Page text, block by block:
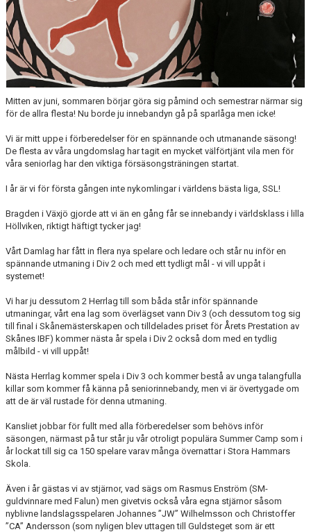
Mitten av juni, sommaren börjar göra sig påmind och semestrar närmar sig
för de allra flesta! Nu borde ju innebandyn gå på sparlåga men icke!
Vi är mitt uppe i förberedelser för en spännande och utmanande säsong!
De flesta av våra ungdomslag har tagit en mycket välförtjänt vila men för
våra seniorlag har den viktiga försäsongsträningen startat.
I år är vi för första gången inte nykomlingar i världens bästa liga, SSL!
Bragden i Växjö gjorde att vi än en gång får se innebandy i världsklass i lilla
Höllviken, riktigt häftigt tycker jag!
Vårt Damlag har fått in flera nya spelare och ledare och står nu inför en
spännande utmaning i Div 2 och med ett tydligt mål - vi vill uppåt i
systemet!
Vi har ju dessutom 2 Herrlag till som båda står inför spännande
utmaningar, vårt ena lag som överlägset vann Div 3 (och dessutom tog sig
till final i Skånemästerskapen och tilldelades priset för Årets Prestation av
Skånes IBF) kommer nästa år spela i Div 2 också dom med en tydlig
målbild - vi vill uppåt!
Nästa Herrlag kommer spela i Div 3 och kommer bestå av unga talangfulla
killar som kommer få känna på seniorinnebandy, men vi är övertygade om
att de är väl rustade för denna utmaning.
Kansliet jobbar för fullt med alla förberedelser som behövs inför
säsongen, närmast på tur står ju vår otroligt populära Summer Camp som i
år lockat till sig ca 150 spelare varav många övernattar i Stora Hammars
Skola.
Även i år gästas vi av stjärnor, vad sägs om Rasmus Enström (SM-
guldvinnare med Falun) men givetvis också våra egna stjärnor såsom
nyblivne landslagsspelaren Johannes ”JW” Wilhelmsson och Christoffer
”CA” Andersson (som nyligen blev uttagen till Guldsteget som är ett